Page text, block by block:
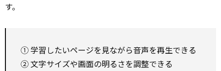
す。
① 学習したいページを見ながら音声を再生できる
② 文字サイズや画面の明るさを調整できる